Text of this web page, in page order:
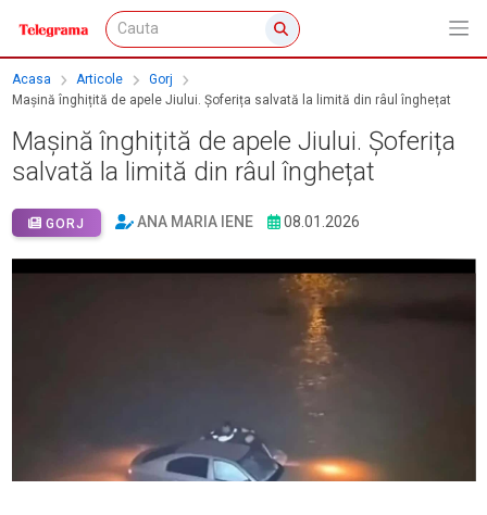
Acasa Articole
Gorj
Mașină înghițită de apele Jiului. Șoferița salvată la limită din râul înghețat
Mașină înghițită de apele Jiului. Șoferița
salvată la limită din râul înghețat
GORJ ANA MARIA IENE 08.01.2026